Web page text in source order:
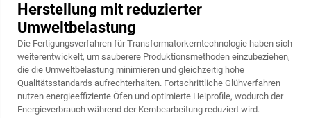
Herstellung mit reduzierter
Umweltbelastung
Die Fertigungsverfahren für Transformatorkerntechnologie haben sich
weiterentwickelt, um sauberere Produktionsmethoden einzubeziehen,
die die Umweltbelastung minimieren und gleichzeitig hohe
Qualitätsstandards aufrechterhalten. Fortschrittliche Glühverfahren
nutzen energieeffiziente Öfen und optimierte Heiprofile, wodurch der
Energieverbrauch während der Kernbearbeitung reduziert wird.